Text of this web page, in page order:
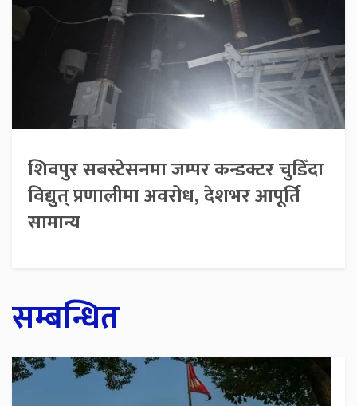
शिवपुर सबस्टेसनमा जम्पर कन्डक्टर चुडिँदा
विद्युत् प्रणालीमा अवरोध, देशभर आपूर्ति
सामान्य
सम्बन्धित